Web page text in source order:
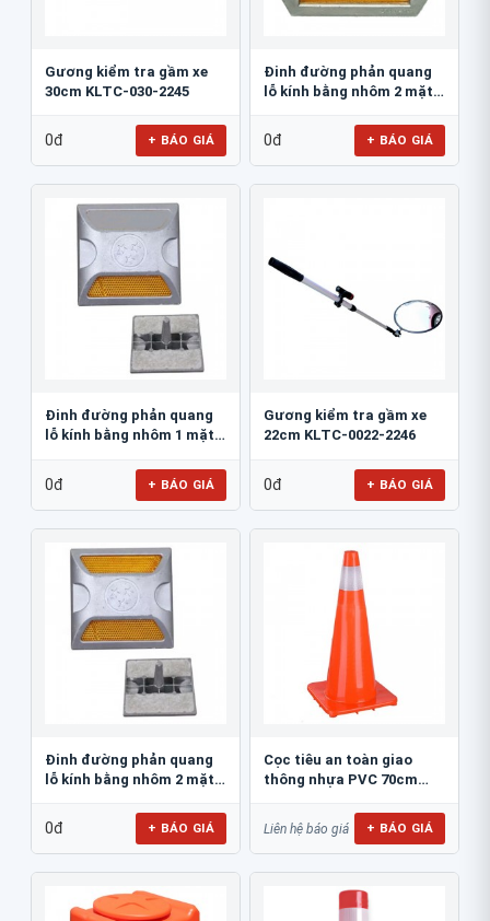
Gương kiểm tra gầm xe
30cm KLTC-030-2245
0đ + BÁO GIÁ
Đinh đường phản quang
lỗ kính bằng nhôm 2 mặt
0đ + BÁO GIÁ
Đinh đường phản quang
lỗ kính bằng nhôm 1 mặt
0đ + BÁO GIÁ
Gương kiểm tra gầm xe
22cm KLTC-0022-2246
0đ + BÁO GIÁ
Đinh đường phản quang
lỗ kính bằng nhôm 2 mặt
0đ + BÁO GIÁ
Cọc tiêu an toàn giao
thông nhựa PVC 70cm
Liên hệ báo giá + BÁO GIÁ